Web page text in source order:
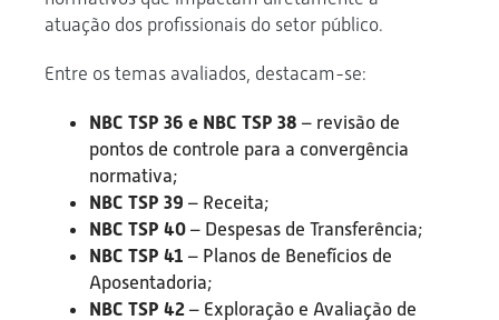
atuação dos profissionais do setor público.
Entre os temas avaliados, destacam-se:
NBC TSP 36 e NBC TSP 38 – revisão de
pontos de controle para a convergência
normativa;
NBC TSP 39 – Receita;
NBC TSP 40 – Despesas de Transferência;
NBC TSP 41 – Planos de Benefícios de
Aposentadoria;
NBC TSP 42 – Exploração e Avaliação de